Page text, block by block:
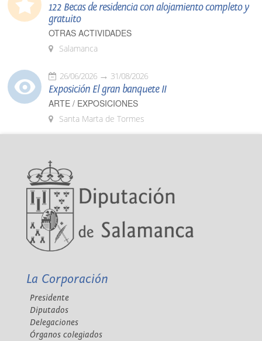
122 Becas de residencia con alojamiento completo y
gratuito
OTRAS ACTIVIDADES
Salamanca
26/06/2026 31/08/2026
Exposición El gran banquete II
ARTE / EXPOSICIONES
Santa Marta de Tormes
La Corporación
Presidente
Diputados
Delegaciones
Órganos colegiados